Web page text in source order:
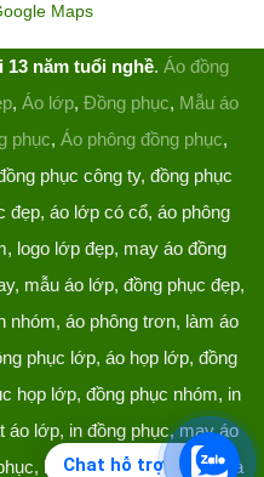
Chat hỗ trợ
Maps
năm tuổi nghề. Áo đồng
, Áo lớp, Đồng phục, Mẫu áo
phục, Áo phông đồng phục,
phục công ty, đồng phục
đẹp, áo lớp có cổ, áo phông
logo lớp đẹp, may áo đồng
mẫu áo lớp, đồng phục đẹp,
nhóm, áo phông trơn, làm áo
phục lớp, áo họp lớp, đồng
họp lớp, đồng phục nhóm, in
áo lớp, in đồng phục, may áo
làm đồng phục, áo lớp hà